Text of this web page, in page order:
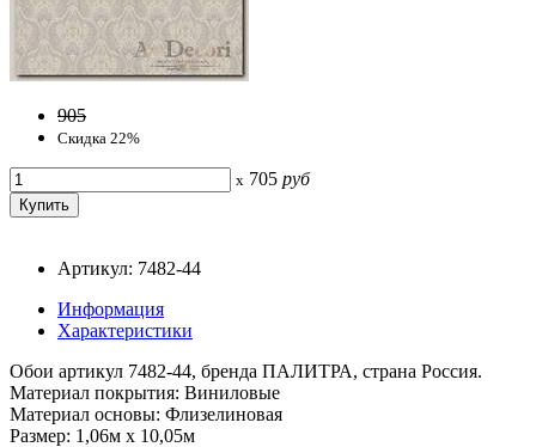
905
Скидка 22%
x 705 руб
Артикул: 7482-44
Информация
Характеристики
Обои артикул 7482-44, бренда ПАЛИТРА, страна Россия.
Материал покрытия: Виниловые
Материал основы: Флизелиновая
Размер: 1,06м х 10,05м